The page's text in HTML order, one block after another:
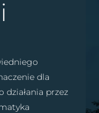
dla
przez